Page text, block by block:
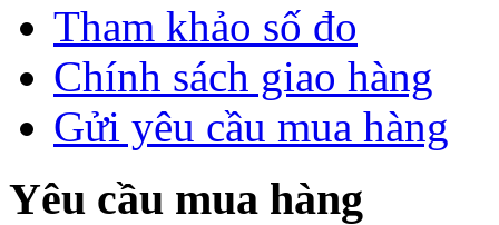
Tham khảo số đo
Chính sách giao hàng
Gửi yêu cầu mua hàng
Yêu cầu mua hàng